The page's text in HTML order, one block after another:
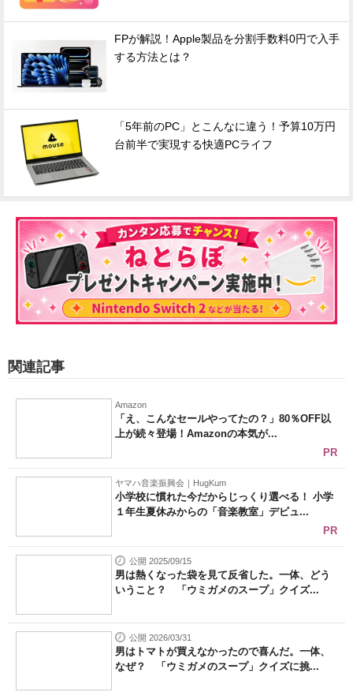
FPが解説！Apple製品を分割手数料0円で入手
する方法とは？
「5年前のPC」とこんなに違う！予算10万円
台前半で実現する快適PCライフ
関連記事
Amazon
「え、こんなセールやってたの？」80％OFF以
上が続々登場！Amazonの本気が...
PR
ヤマハ音楽振興会｜HugKum
小学校に慣れた今だからじっくり選べる！ 小学
１年生夏休みからの「音楽教室」デビュ...
PR
公開 2025/09/15
男は熱くなった袋を見て反省した。一体、どう
いうこと？ 「ウミガメのスープ」クイズ...
公開 2026/03/31
男はトマトが買えなかったので喜んだ。一体、
なぜ？ 「ウミガメのスープ」クイズに挑...